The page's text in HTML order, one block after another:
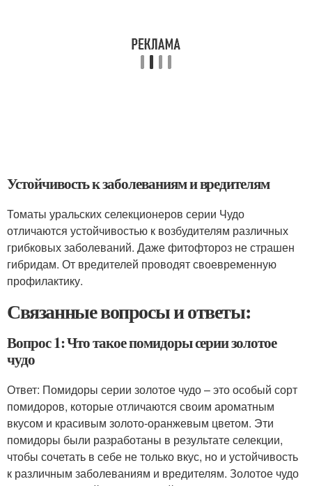
Устойчивость к заболеваниям и вредителям
Томаты уральских селекционеров серии Чудо
отличаются устойчивостью к возбудителям различных
грибковых заболеваний. Даже фитофтороз не страшен
гибридам. От вредителей проводят своевременную
профилактику.
Связанные вопросы и ответы:
Вопрос 1: Что такое помидоры серии золотое
чудо
Ответ: Помидоры серии золотое чудо – это особый сорт
помидоров, которые отличаются своим ароматным
вкусом и красивым золото-оранжевым цветом. Эти
помидоры были разработаны в результате селекции,
чтобы сочетать в себе не только вкус, но и устойчивость
к различным заболеваниям и вредителям. Золотое чудо